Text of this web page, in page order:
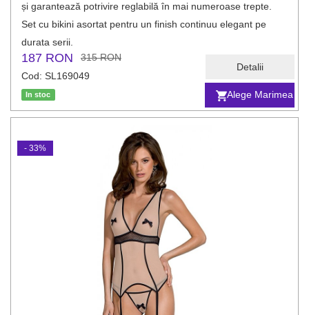
Alege Marimea
Detalii
și garantează potrivire reglabilă în mai numeroase trepte.
Set cu bikini asortat pentru un finish continuu elegant pe
durata serii.
187 RON
315 RON
Cod: SL169049
In stoc
- 33%